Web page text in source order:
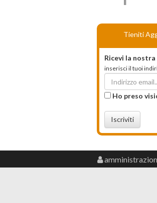
Tieniti
Ricevi la
inserisci il tuoi
Ho preso
Iscriviti